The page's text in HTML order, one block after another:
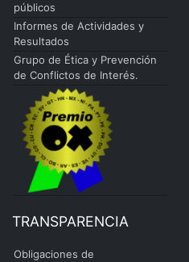
públicos
Informes de Actividades y
Resultados
Grupo de Ética y Prevención
de Conflictos de Interés.
TRANSPARENCIA
Obligaciones de